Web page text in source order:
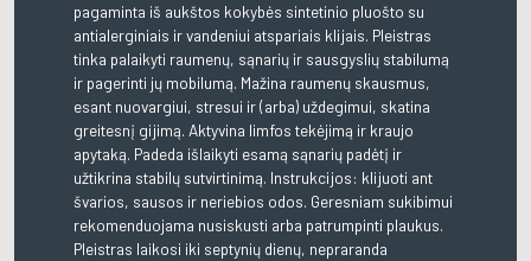
pagaminta iš aukštos kokybės sintetinio pluošto su
antialerginiais ir vandeniui atspariais klijais. Pleistras
tinka palaikyti raumenų, sąnarių ir sausgyslių stabilumą
ir pagerinti jų mobilumą. Mažina raumenų skausmus,
esant nuovargiui, stresui ir (arba) uždegimui, skatina
greitesnį gijimą. Aktyvina limfos tekėjimą ir kraujo
apytaką. Padeda išlaikyti esamą sąnarių padėtį ir
užtikrina stabilų sutvirtinimą. Instrukcijos: klijuoti ant
švarios, sausos ir neriebios odos. Geresniam sukibimui
rekomenduojama nusiskusti arba patrumpinti plaukus.
Pleistras laikosi iki septynių dienų, nepraranda